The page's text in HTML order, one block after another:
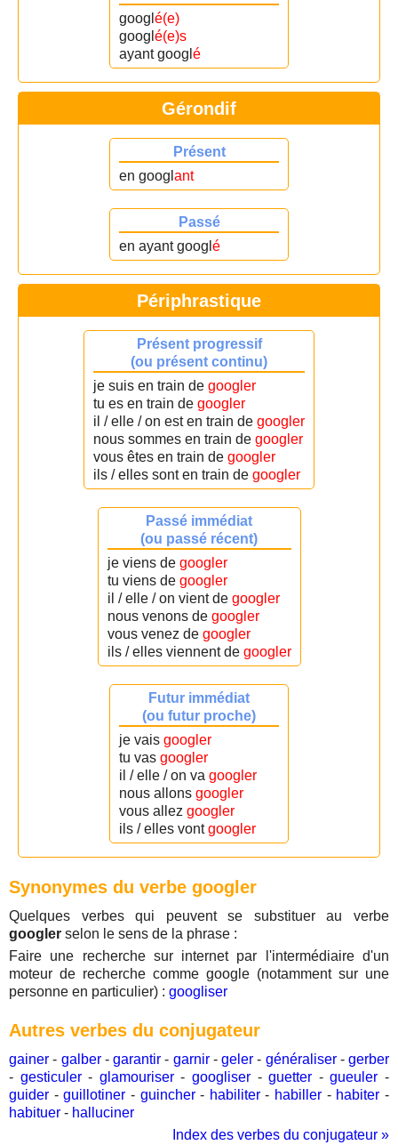
googl é(e)
googl é(e)s
ayant googl é
Gérondif
Présent
en googl ant
Passé
en ayant googl é
Périphrastique
Présent progressif
(ou présent continu)
je suis en train de googler
tu es en train de googler
il / elle / on est en train de googler
nous sommes en train de googler
vous êtes en train de googler
ils / elles sont en train de googler
Passé immédiat
(ou passé récent)
je viens de googler
tu viens de googler
il / elle / on vient de googler
nous venons de googler
vous venez de googler
ils / elles viennent de googler
Futur immédiat
(ou futur proche)
je vais googler
tu vas googler
il / elle / on va googler
nous allons googler
vous allez googler
ils / elles vontgoogler
Synonymes du verbe googler
Quelques verbes qui peuvent se substituer au verbe
googler selon le sens de la phrase :
Faire une recherche sur internet par l'intermédiaire d'un
moteur de recherche comme google (notamment sur une
personne en particulier) : googliser
Autres verbes du conjugateur
gainer - galber- garantir - garnir- geler - généraliser- gerber
- gesticuler- glamouriser-googliser -guetter -gueuler -
guider -guillotiner - guincher- habiliter- habiller - habiter -
habituer - halluciner
Index des verbes du conjugateur »